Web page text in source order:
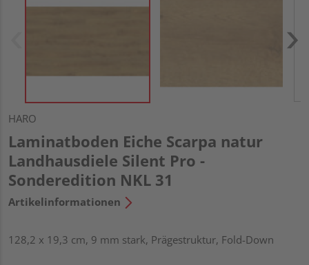
HARO
Laminatboden Eiche Scarpa natur
Landhausdiele Silent Pro -
Sonderedition NKL 31
Artikelinformationen
128,2 x 19,3 cm, 9 mm stark, Prägestruktur, Fold-Down